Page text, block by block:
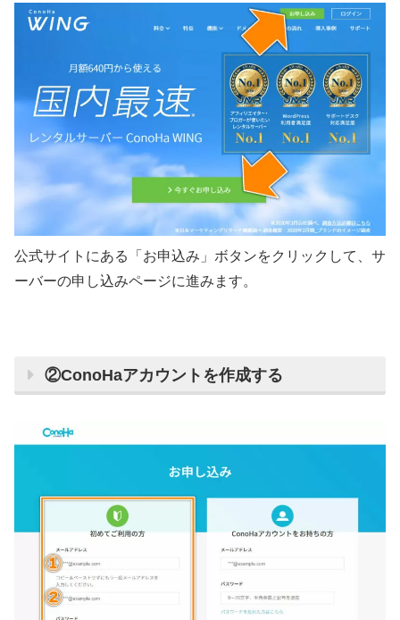
公式サイトにある「お申込み」ボタンをクリックして、サ
ーバーの申し込みページに進みます。
②ConoHaアカウントを作成する